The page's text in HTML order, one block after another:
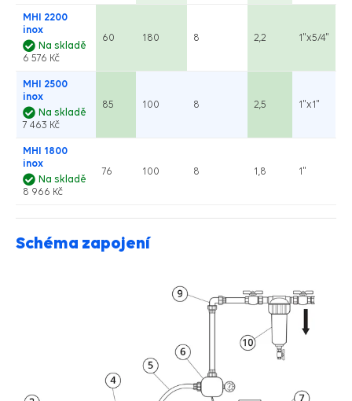
MHI 2200
inox
Na skladě
6 576 Kč
60 180 8 2,2 1"x5/4"
MHI 2500
inox
Na skladě
7 463 Kč
85 100 8 2,5 1"x1"
MHI 1800
inox
Na skladě
8 966 Kč
76 100 8 1,8 1"
Schéma zapojení